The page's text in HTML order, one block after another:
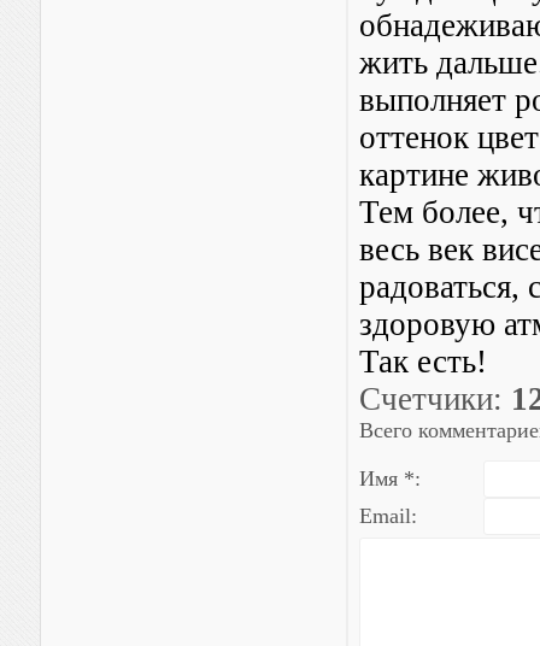
жить
выполняет
оттенок
картине
Тем более,
весь век
радоваться,
здоровую
Так есть!
Счетчики:
Всего
Имя *:
Email: